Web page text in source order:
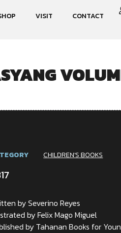
VISIT CONTACT
CHILDREN'S BOOKS
by Severino Reyes
by Felix Mago Miguel
by Tahanan Books for